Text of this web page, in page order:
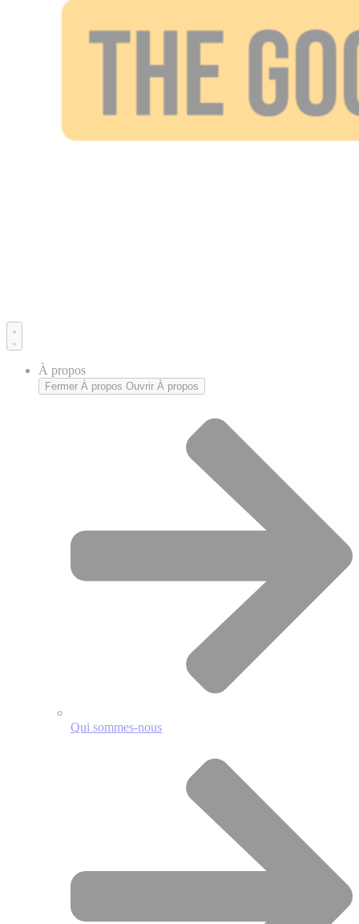
À propos
Fermer À propos Ouvrir À propos
Qui sommes-nous